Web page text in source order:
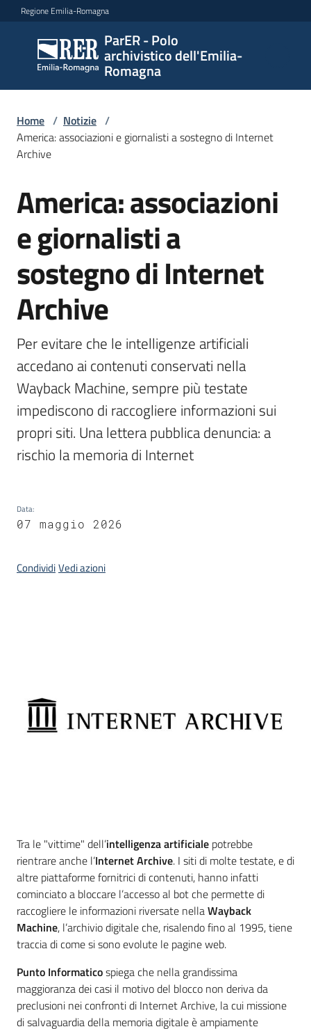
Vai al contenuto
Vai alla navigazione
Vai al footer
Regione Emilia-Romagna
ParER - Polo
archivistico dell'Emilia-
Romagna
ParER -
Polo
archivistico
Romagna
archivistico
Archivio
storico
Conservazione
Argomenti
Seguici
Home / Notizie /
America: associazioni e giornalisti a sostegno di Internet
Archive
Salta al contenuto
America: associazioni
e giornalisti a
sostegno di Internet
Archive
Per evitare che le intelligenze artificiali
accedano ai contenuti conservati nella
Wayback Machine, sempre più testate
impediscono di raccogliere informazioni sui
propri siti. Una lettera pubblica denuncia: a
rischio la memoria di Internet
Data:
07 maggio 2026
CondividiVedi azioni
Tra le "vittime" dell’intelligenza artificiale potrebbe
rientrare anche l’Internet Archive. I siti di molte testate, e di
altre piattaforme fornitrici di contenuti, hanno infatti
cominciato a bloccare l’accesso al bot che permette di
raccogliere le informazioni riversate nellaWayback
Machine, l’archivio digitale che, risalendo fino al 1995, tiene
traccia di come si sono evolute le pagine web.
Punto Informaticospiega che nella grandissima
maggioranza dei casi il motivo del blocco non deriva da
preclusioni nei confronti di Internet Archive, la cui missione
di salvaguardia della memoria digitale è ampiamente